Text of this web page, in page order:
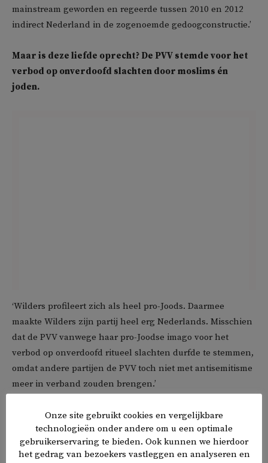
mainstream geworden en regeerde tussen 2010 en 2012
indirect Nederland in de zogenoemde gedoogconstructie.’
Maar is deze liefde oprecht? De PVV stemde voor het
verbod op onverdoofd slachten door moslims én
joden.
‘Wilders profileert zich als heel pro-Joods. Daarmee
maakte Wilders zijn partij heel erg Nederlands. Misschien
dat de PVV vanwege haar pro-Joodse imago voor het
verbod op onverdoofd ritueel slachten durfde te stemmen,
omdat andere partijen de PVV toch niet met antisemitisme
meer in verband zouden brengen.’
De PVV die pro-Israël is, om niet met extreemrechts
in verband te worden gebracht. Dit klinkt allemaal
heel strategisch.
Onze site gebruikt cookies en vergelijkbare
technologieën onder andere om u een optimale
gebruikerservaring te bieden. Ook kunnen we hierdoor
het gedrag van bezoekers vastleggen en analyseren en